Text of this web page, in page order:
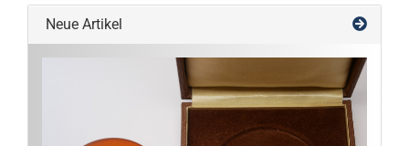
Neue Artikel